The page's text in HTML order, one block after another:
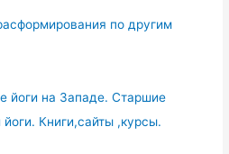
по другим
йоги на Западе. Старшие
Книги,сайты ,курсы.